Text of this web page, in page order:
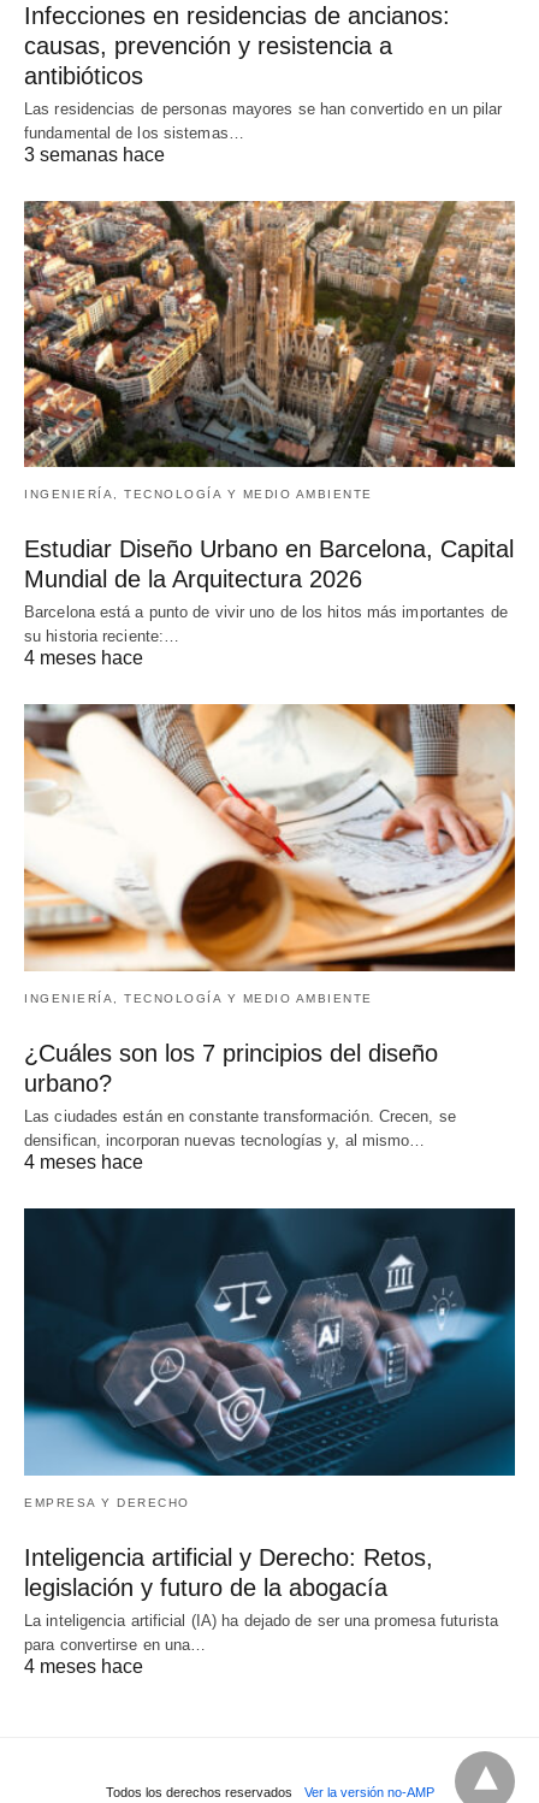
Infecciones en residencias de ancianos:
causas, prevención y resistencia a
antibióticos
Las residencias de personas mayores se han convertido en un pilar
fundamental de los sistemas…
3 semanas hace
INGENIERÍA, TECNOLOGÍA Y MEDIO AMBIENTE
Estudiar Diseño Urbano en Barcelona, Capital
Mundial de la Arquitectura 2026
Barcelona está a punto de vivir uno de los hitos más importantes de
su historia reciente:…
4 meses hace
INGENIERÍA, TECNOLOGÍA Y MEDIO AMBIENTE
¿Cuáles son los 7 principios del diseño
urbano?
Las ciudades están en constante transformación. Crecen, se
densifican, incorporan nuevas tecnologías y, al mismo…
4 meses hace
EMPRESA Y DERECHO
Inteligencia artificial y Derecho: Retos,
legislación y futuro de la abogacía
La inteligencia artificial (IA) ha dejado de ser una promesa futurista
para convertirse en una…
4 meses hace
Todos los derechos reservados Ver la versión no-AMP